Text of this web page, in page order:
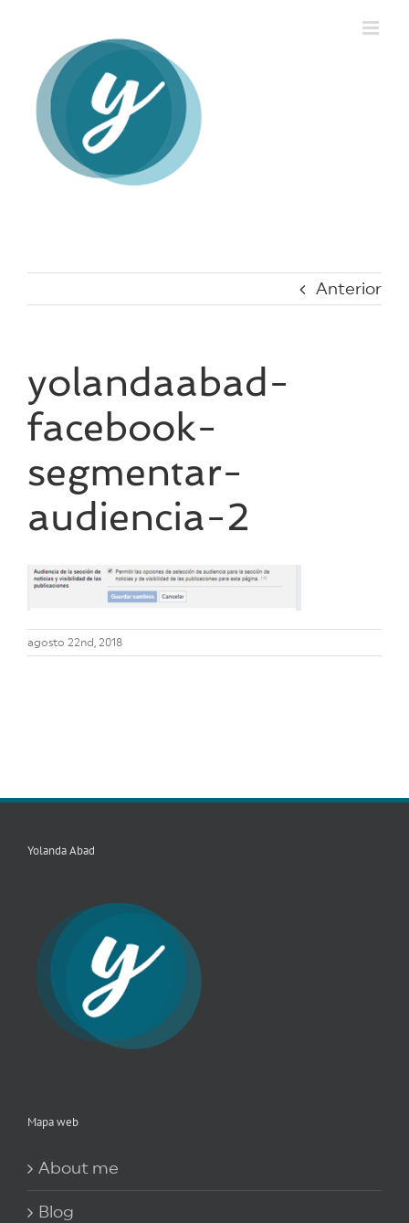
contenido
Anterior
yolandaabad-
facebook-
segmentar-
audiencia-2
agosto 22nd, 2018
Yolanda Abad
Mapa web
About me
Blog